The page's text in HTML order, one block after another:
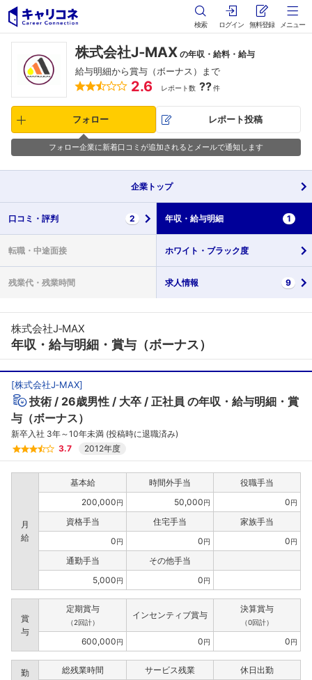
検索 ログイン 無料登録 メニュー
株式会社J‐MAX の年収・給料・給与
給与明細から賞与（ボーナス）まで
2.6 レポート数 ??件
フォロー レポート投稿
フォロー企業に新着口コミが追加されるとメールで通知します
企業 トップ
口コミ・ 評判 2 年収・ 給与明細 1
転職・ 中途面接 ホワイト・ ブラック度
残業代・ 残業時間 求人情報 9
株式会社J‐MAX
年収・給与明細・賞与（ボーナス）
[株式会社J‐MAX]
技術 26歳男性 大卒 正社員 の年収・給与明細・賞
与（ボーナス）
新卒入社 3年～10年未満 (投稿時に退職済み)
3.7
2012年度
月
給
基本給 時間外手当
役職手当
200,000円 50,000円 0円
資格手当 住宅手当
家族手当
0円 0円 0円
通勤手当
その他手当
5,000円 0円
賞
与
定期賞与
（2回計）
インセンティブ賞与
決算賞与
（0回計）
600,000円 0円 0円
勤
総残業時間 サービス残業 休日出勤